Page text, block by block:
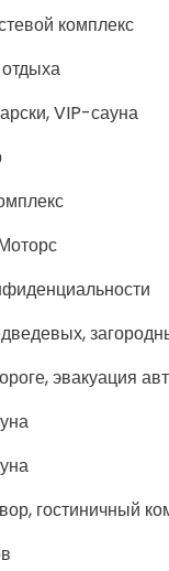
комплекс
VIP-сауна
эвакуация
гостиничный